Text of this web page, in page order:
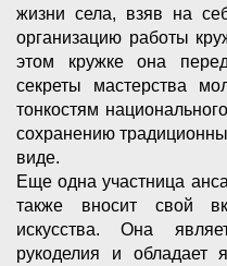
жизни села, взяв на
организацию работы
этом кружке она
секреты мастерства
тонкостям
сохранению
виде.
Еще одна участница
также вносит свой
искусства. Она
рукоделия и обладает